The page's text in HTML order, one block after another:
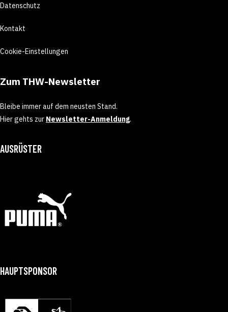
GONZALO PÉREZ DE VARGAS
Datenschutz
Kontakt
Cookie-Einstellungen
Zum THW-Newsletter
Bleibe immer auf dem neusten Stand.
Hier gehts zur Newsletter-Anmeldung.
AUSRÜSTER
HAUPTSPONSOR